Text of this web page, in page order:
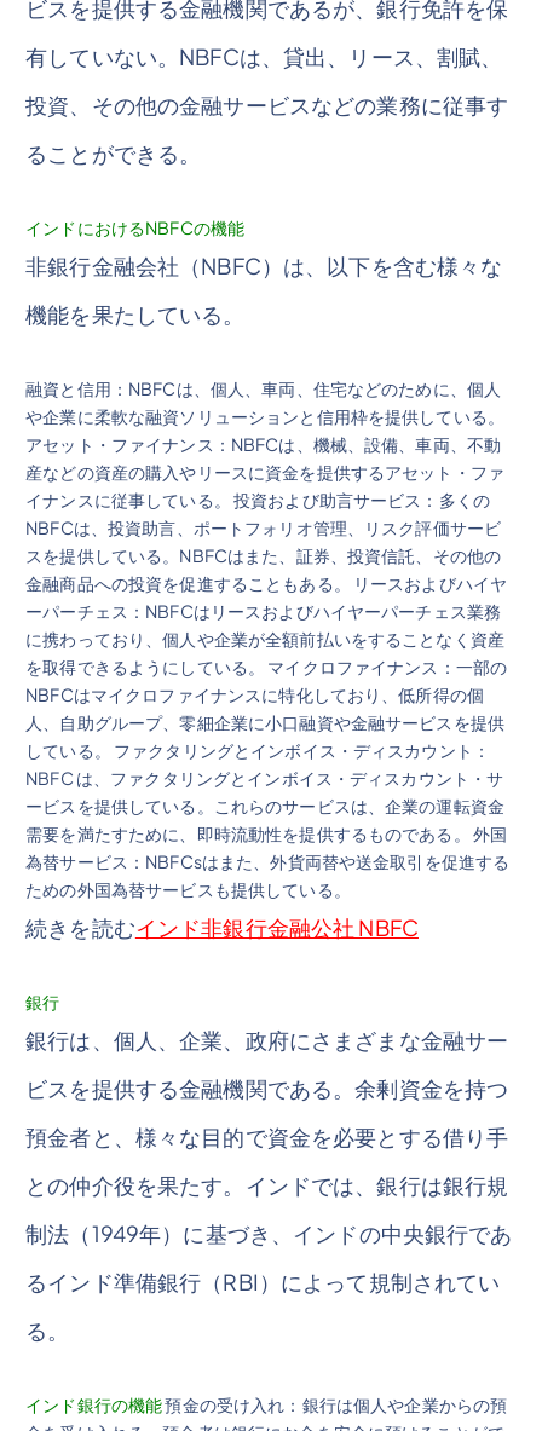
ビスを提供する金融機関であるが、銀行免許を保
有していない。NBFCは、貸出、リース、割賦、
投資、その他の金融サービスなどの業務に従事す
ることができる。
インドにおけるNBFCの機能
非銀行金融会社（NBFC）は、以下を含む様々な
機能を果たしている。
融資と信用：NBFCは、個人、車両、住宅などのために、個人
や企業に柔軟な融資ソリューションと信用枠を提供している。
アセット・ファイナンス：NBFCは、機械、設備、車両、不動
産などの資産の購入やリースに資金を提供するアセット・ファ
イナンスに従事している。 投資および助言サービス：多くの
NBFCは、投資助言、ポートフォリオ管理、リスク評価サービ
スを提供している。NBFCはまた、証券、投資信託、その他の
金融商品への投資を促進することもある。 リースおよびハイヤ
ーパーチェス：NBFCはリースおよびハイヤーパーチェス業務
に携わっており、個人や企業が全額前払いをすることなく資産
を取得できるようにしている。 マイクロファイナンス：一部の
NBFCはマイクロファイナンスに特化しており、低所得の個
人、自助グループ、零細企業に小口融資や金融サービスを提供
している。 ファクタリングとインボイス・ディスカウント：
NBFC は、ファクタリングとインボイス・ディスカウント・サ
ービスを提供している。これらのサービスは、企業の運転資金
需要を満たすために、即時流動性を提供するものである。 外国
為替サービス：NBFCsはまた、外貨両替や送金取引を促進する
ための外国為替サービスも提供している。
続きを読むインド非銀行金融公社 NBFC
銀行
銀行は、個人、企業、政府にさまざまな金融サー
ビスを提供する金融機関である。余剰資金を持つ
預金者と、様々な目的で資金を必要とする借り手
との仲介役を果たす。インドでは、銀行は銀行規
制法（1949年）に基づき、インドの中央銀行であ
るインド準備銀行（RBI）によって規制されてい
る。
インド銀行の機能預金の受け入れ：銀行は個人や企業からの預